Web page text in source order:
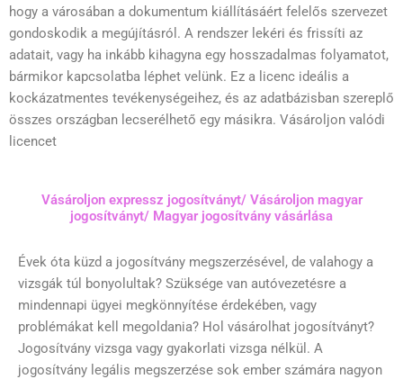
hogy a városában a dokumentum kiállításáért felelős szervezet
gondoskodik a megújításról. A rendszer lekéri és frissíti az
adatait, vagy ha inkább kihagyna egy hosszadalmas folyamatot,
bármikor kapcsolatba léphet velünk. Ez a licenc ideális a
kockázatmentes tevékenységeihez, és az adatbázisban szereplő
összes országban lecserélhető egy másikra. Vásároljon valódi
licencet
Vásároljon expressz jogosítványt/ Vásároljon magyar
jogosítványt/ Magyar jogosítvány vásárlása
Évek óta küzd a jogosítvány megszerzésével, de valahogy a
vizsgák túl bonyolultak? Szüksége van autóvezetésre a
mindennapi ügyei megkönnyítése érdekében, vagy
problémákat kell megoldania? Hol vásárolhat jogosítványt?
Jogosítvány vizsga vagy gyakorlati vizsga nélkül. A
jogosítvány legális megszerzése sok ember számára nagyon